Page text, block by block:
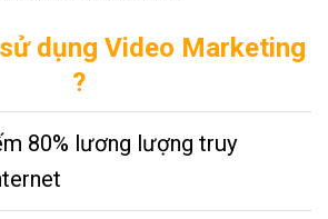
dụng Video Marketing
?
80% lương lượng truy